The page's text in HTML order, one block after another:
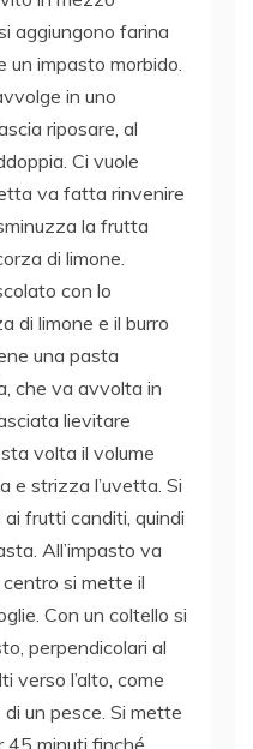
aggiungono farina
impasto morbido.
in uno
riposare, al
Ci vuole
va fatta rinvenire
la frutta
di limone.
con lo
di limone e il burro
una pasta
che va avvolta in
lievitare
volta il volume
e strizza l’uvetta. Si
frutti canditi, quindi
All’impasto va
si mette il
Con un coltello si
perpendicolari al
verso l’alto, come
un pesce. Si mette
45 minuti finché